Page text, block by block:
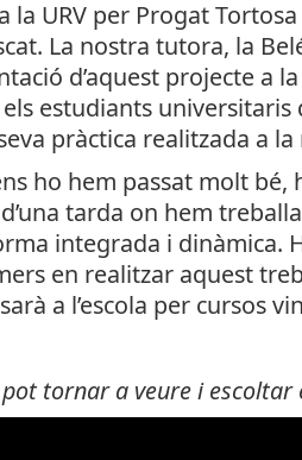
la URV per Progat
La nostra tutora, la
d’aquest projecte a
estudiants universitaris
pràctica realitzada a
ho hem passat molt bé,
tarda on hem
integrada i dinàmica.
en realitzar aquest
a l’escola per cursos
tornar a veure i